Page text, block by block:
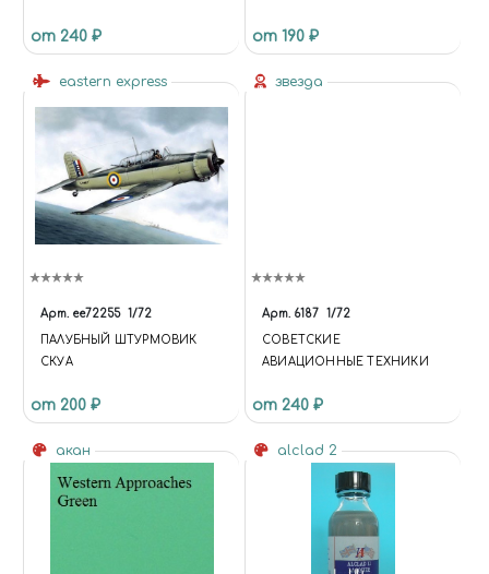
МАСКИ НА ДИСКИ И
КОЛЕСА
от 240 ₽ от 190 ₽
eastern express
Арт. ee72255 1/72
ПАЛУБНЫЙ ШТУРМОВИК
СКУА
от 200 ₽
звезда
Арт. 6187 1/72
СОВЕТСКИЕ
АВИАЦИОННЫЕ ТЕХНИКИ
от 240 ₽
акан alclad 2